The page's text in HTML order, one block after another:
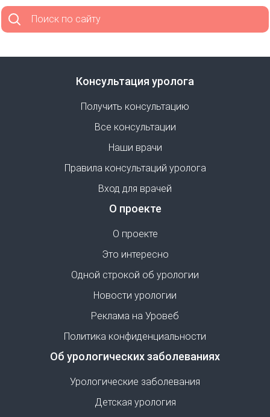
Поиск по сайту
Консультация уролога
Получить консультацию
Все консультации
Наши врачи
Правила консультаций уролога
Вход для врачей
О проекте
О проекте
Это интересно
Одной строкой об урологии
Новости урологии
Реклама на Уровеб
Политика конфиденциальности
Об урологических заболеваниях
Урологические заболевания
Детская урология